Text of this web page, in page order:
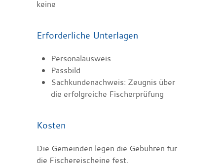
keine
Erforderliche Unterlagen
Personalausweis
Passbild
Sachkundenachweis: Zeugnis über
die erfolgreiche Fischerprüfung
Kosten
Die Gemeinden legen die Gebühren für
die Fischereischeine fest.